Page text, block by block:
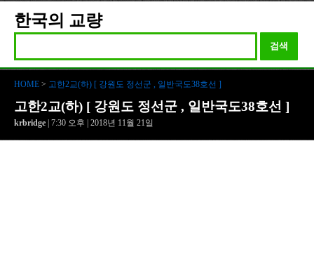
한국의 교량
검색
HOME > 고한2교(하) [ 강원도 정선군 , 일반국도38호선 ]
고한2교(하) [ 강원도 정선군 , 일반국도38호선 ]
krbridge | 7:30 오후 | 2018년 11월 21일